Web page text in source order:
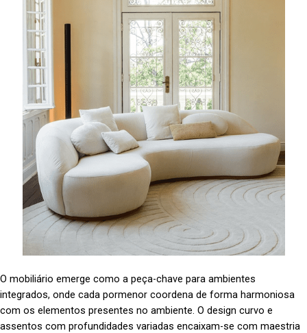
O mobiliário emerge como a peça-chave para ambientes
integrados, onde cada pormenor coordena de forma harmoniosa
com os elementos presentes no ambiente. O design curvo e
assentos com profundidades variadas encaixam-se com maestria